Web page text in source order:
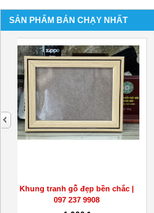
SẢN PHẨM BÁN CHẠY NHẤT
#Mua kính ốp bếp ở đâu tại hcm |
0975305574
next